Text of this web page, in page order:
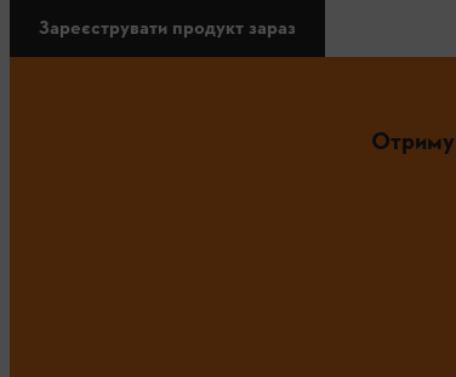
Зареєструвати продукт зараз